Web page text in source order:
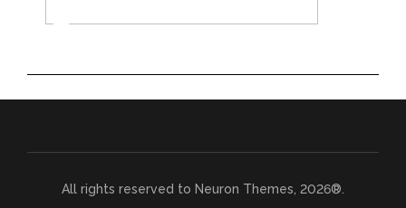
All rights reserved to Neuron Themes, 2026®.